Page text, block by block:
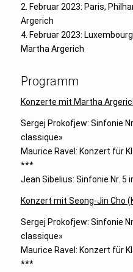
2. Februar 2023: Paris,
Argerich
4. Februar 2023:
Martha Argerich
Programm
Konzerte mit Martha
Sergej Prokofjew: Sinfonie
classique»
Maurice Ravel: Konzert für
***
Jean Sibelius: Sinfonie Nr. 5
Konzert mit Seong-Jin Cho
Sergej Prokofjew: Sinfonie
classique»
Maurice Ravel: Konzert für
***